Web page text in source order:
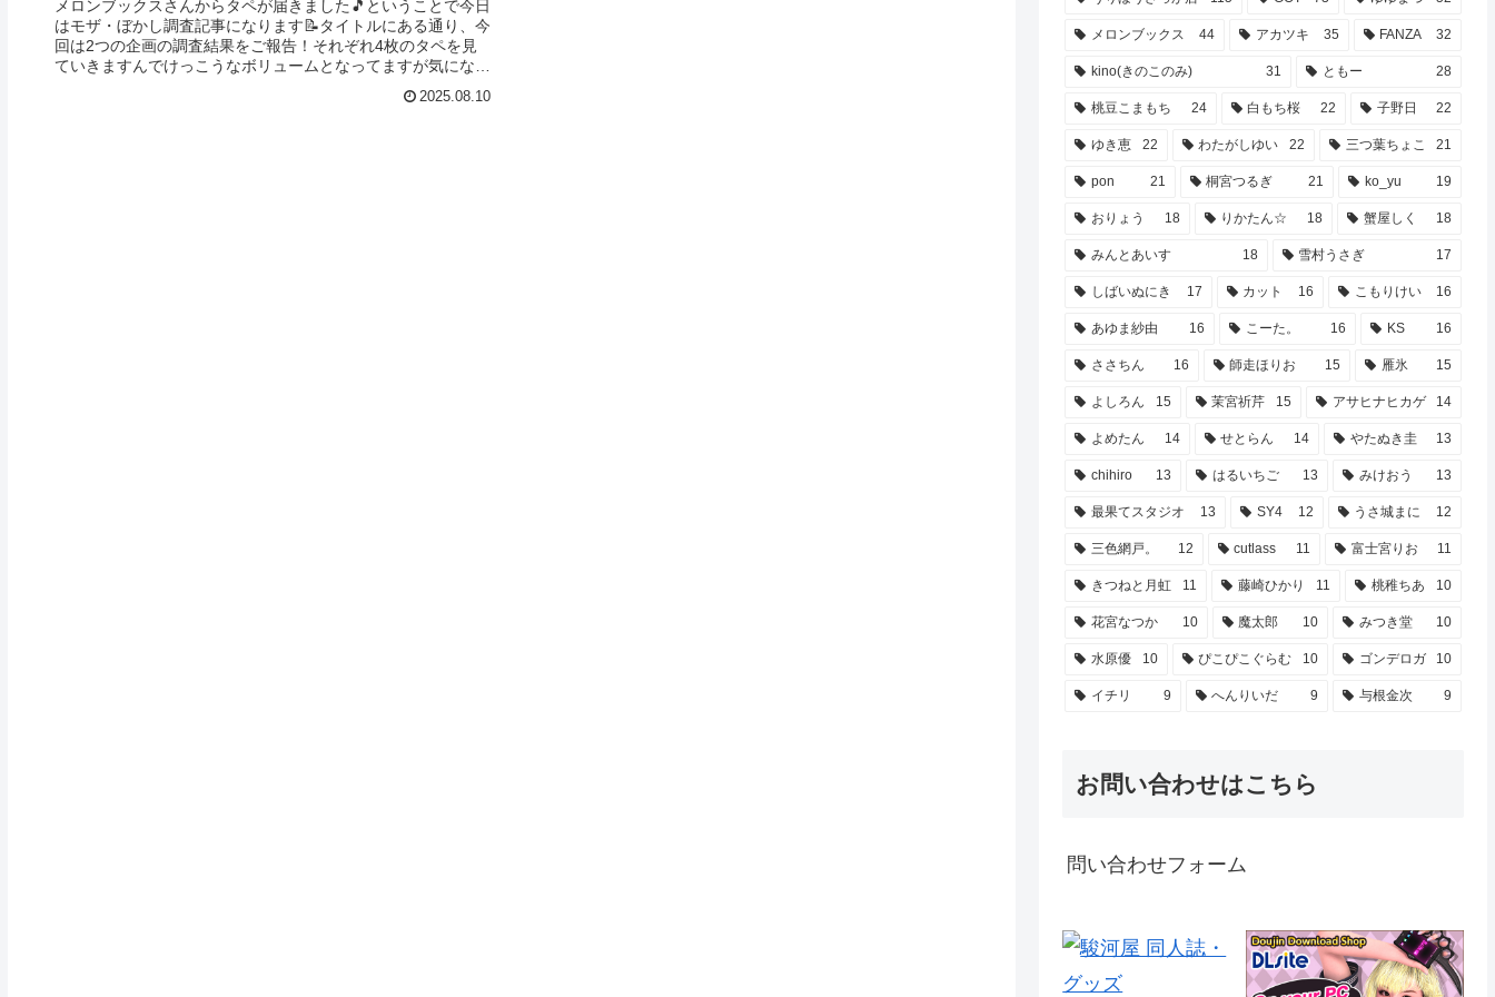
メロンブックスさんからタペが届きました🎵ということで今日
はモザ・ぼかし調査記事になります📝タイトルにある通り、今
回は2つの企画の調査結果をご報告！それぞれ4枚のタペを見
ていきますんでけっこうなボリュームとなってますが気になる
2025.08.10
メロンブックス 44 アカツキ 35 FANZA 32
kino(きのこのみ) 31 ともー 28
桃豆こまもち 24 白もち桜 22 子野日 22
ゆき恵 22 わたがしゆい 22 三つ葉ちょこ 21
pon 21 桐宮つるぎ 21 ko_yu 19
おりょう 18 りかたん☆ 18 蟹屋しく 18
みんとあいす 18 雪村うさぎ 17
しばいぬにき 17 カット 16 こもりけい 16
あゆま紗由 16 こーた。 16 KS 16
ささちん 16 師走ほりお 15 雁氷 15
よしろん 15 茉宮祈芹 15 アサヒナヒカゲ 14
よめたん 14 せとらん 14 やたぬき圭 13
chihiro 13 はるいちご 13 みけおう 13
最果てスタジオ 13 SY4 12 うさ城まに 12
三色網戸。 12 cutlass 11 富士宮りお 11
きつねと月虹 11 藤崎ひかり 11 桃稚ちあ 10
花宮なつか 10 魔太郎 10 みつき堂 10
水原優 10 ぴこぴこぐらむ 10 ゴンデロガ 10
イチリ 9 へんりいだ 9 与根金次 9
お問い合わせはこちら
問い合わせフォーム